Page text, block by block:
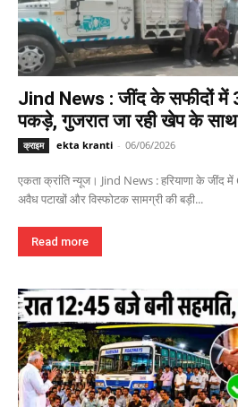
Jind News : जींद के सफीदों में
पकड़े, गुजरात जा रही खेप के साथ
क्राइम ekta kranti - 06/06/2026
एकता क्रांति न्यूज। Jind News : हरियाणा के जींद में
अवैध पटाखों और विस्फोटक सामग्री की बड़ी...
Read more